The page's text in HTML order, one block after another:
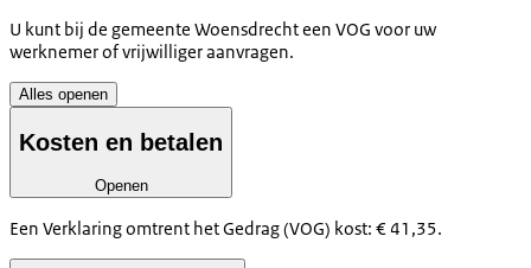
U kunt bij de gemeente Woensdrecht een VOG voor uw
werknemer of vrijwilliger aanvragen.
Alles openen
Kosten en betalen
Openen
Een Verklaring omtrent het Gedrag (VOG) kost: € 41,35.